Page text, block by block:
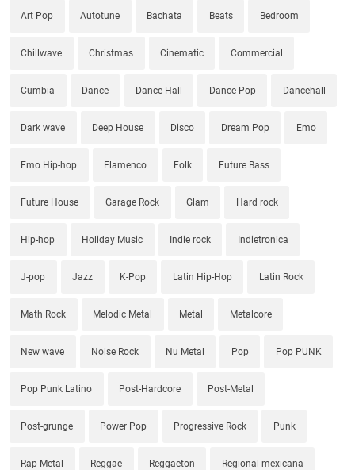
Art Pop Autotune Bachata Beats Bedroom
Chillwave Christmas Cinematic Commercial
Cumbia Dance Dance Hall Dance Pop Dancehall
Dark wave Deep House Disco Dream Pop Emo
Emo Hip-hop Flamenco Folk Future Bass
Future House Garage Rock Glam Hard rock
Hip-hop Holiday Music Indie rock Indietronica
J-pop Jazz K-Pop Latin Hip-Hop Latin Rock
Math Rock Melodic Metal Metal Metalcore
New wave Noise Rock Nu Metal Pop Pop PUNK
Pop Punk Latino Post-Hardcore Post-Metal
Post-grunge Power Pop Progressive Rock Punk
Rap Metal Reggae Reggaeton Regional mexicana